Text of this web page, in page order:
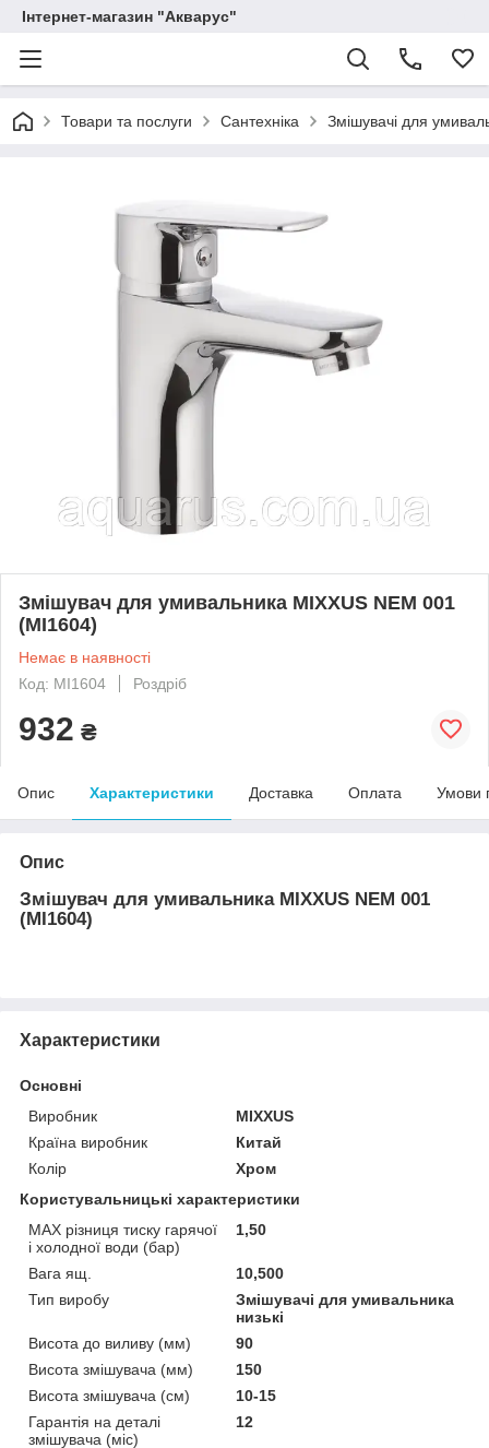
Інтернет-магазин "Акварус"
Товари та послуги Сантехніка Змішувачі для
Змішувач для умивальника MIXXUS NEM 001
(MI1604)
Немає в наявності
Код: MI1604
Роздріб
932 ₴
Опис Характеристики Доставка Оплата Умови
Опис
Змішувач для умивальника MIXXUS NEM 001
(MI1604)
Характеристики
Основні
Виробник
MIXXUS
Країна виробник
Китай
Колір
Хром
Користувальницькі характеристики
MAX різниця тиску гарячої
і холодної води (бар)
1,50
Вага ящ.
10,500
Тип виробу
Змішувачі для умивальника
низькі
Висота до виливу (мм)
90
Висота змішувача (мм)
150
Висота змішувача (см)
10-15
Гарантія на деталі
змішувача (міс)
12